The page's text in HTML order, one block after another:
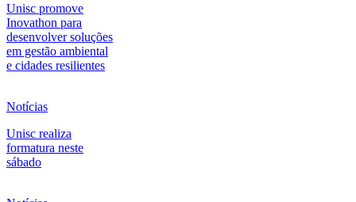
Unisc promove
Inovathon para
desenvolver soluções
em gestão ambiental
e cidades resilientes
Notícias
Unisc realiza
formatura neste
sábado